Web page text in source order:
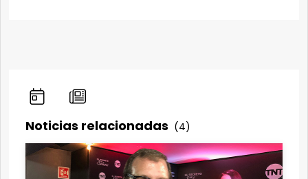
Noticias relacionadas (4)